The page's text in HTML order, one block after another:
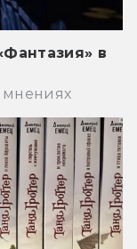
в